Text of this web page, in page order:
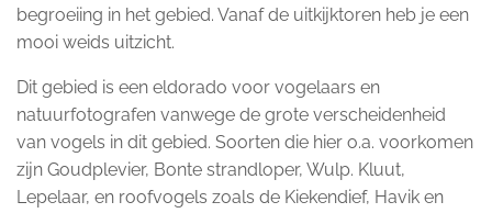
begroeiing in het gebied. Vanaf de uitkijktoren heb je een
mooi weids uitzicht.
Dit gebied is een eldorado voor vogelaars en
natuurfotografen vanwege de grote verscheidenheid
van vogels in dit gebied. Soorten die hier o.a. voorkomen
zijn Goudplevier, Bonte strandloper, Wulp. Kluut,
Lepelaar, en roofvogels zoals de Kiekendief, Havik en